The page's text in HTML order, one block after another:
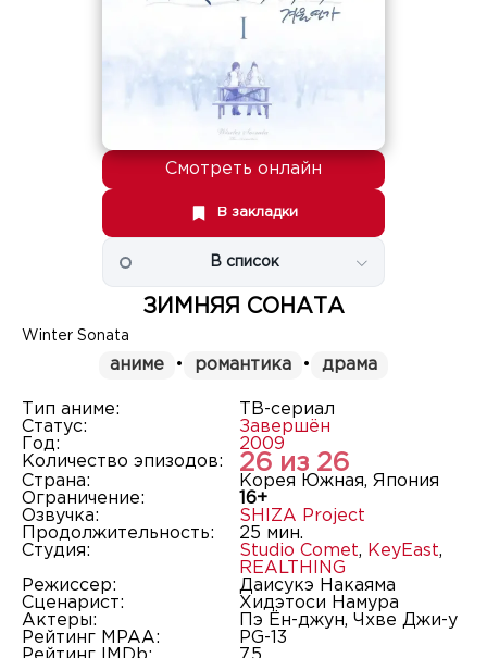
Смотреть онлайн
В закладки
В список
ЗИМНЯЯ СОНАТА
Winter Sonata
аниме • романтика • драма
Тип аниме:
ТВ-сериал
Статус:
Завершён
Год:
2009
Количество эпизодов:
26 из 26
Страна:
Корея Южная, Япония
Ограничение:
16+
Озвучка:
SHIZA Project
Продолжительность:
25 мин.
Студия:
Studio Comet, KeyEast,
REALTHING
Режиссер:
Даисукэ Накаяма
Сценарист:
Хидэтоси Намура
Актеры:
Пэ Ён-джун, Чхве Джи-у
Рейтинг MPAA:
PG-13